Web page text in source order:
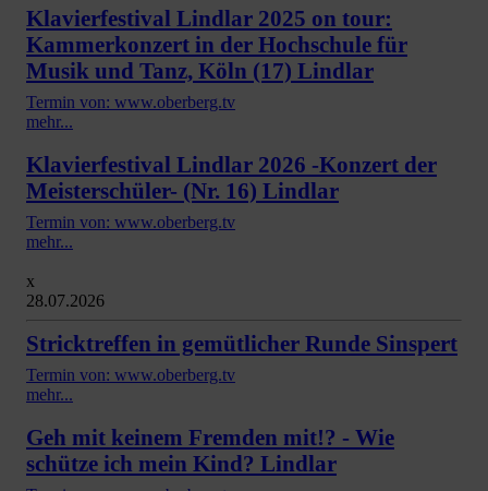
Klavierfestival Lindlar 2025 on tour:
Kammerkonzert in der Hochschule für
Musik und Tanz, Köln (17) Lindlar
Termin von: www.oberberg.tv
mehr...
Klavierfestival Lindlar 2026 -Konzert der
Meisterschüler- (Nr. 16) Lindlar
Termin von: www.oberberg.tv
mehr...
x
28.07.2026
Stricktreffen in gemütlicher Runde Sinspert
Termin von: www.oberberg.tv
mehr...
Geh mit keinem Fremden mit!? - Wie
schütze ich mein Kind? Lindlar